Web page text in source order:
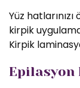
Yüz
kirpik
Kirpik